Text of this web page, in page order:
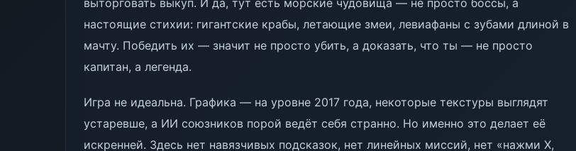
выторговать выкуп. И да, тут есть морские чудовища — не просто боссы, а
настоящие стихии: гигантские крабы, летающие змеи, левиафаны с зубами длиной в
мачту. Победить их — значит не просто убить, а доказать, что ты — не просто
капитан, а легенда.
Игра не идеальна. Графика — на уровне 2017 года, некоторые текстуры выглядят
устаревше, а ИИ союзников порой ведёт себя странно. Но именно это делает её
искренней. Здесь нет навязчивых подсказок, нет линейных миссий, нет «нажми X,